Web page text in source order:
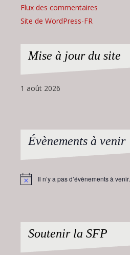
Flux des commentaires
Site de WordPress-FR
Mise à jour du site
1 août 2026
Évènements à venir
Notice Il n’y a pas d’évènements à venir.
Soutenir la SFP